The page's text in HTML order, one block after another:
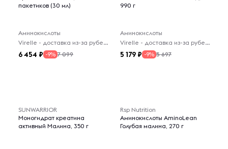
пакетиков (30 мл)
Аминокислоты
Virelle - доставка из-за рубежа
6 454 -9% 7 099
990 г
Аминокислоты
Virelle - доставка из-за рубежа
5 179 -9% 5 697
SUNWARRIOR
Моногидрат креатина
активный Малина, 350 г
Rsp Nutrition
Аминокислоты AminoLean
Голубая малина, 270 г